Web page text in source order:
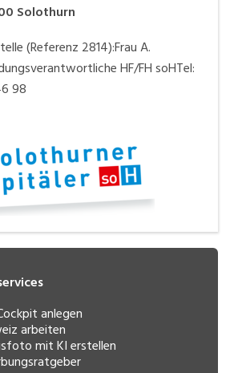
Solothurn
(Referenz 2814):Frau A.
HF/FH soHTel:
98
anlegen
arbeiten
mit KI erstellen